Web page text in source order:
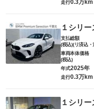
走行0.3万km
１シリー
支払総額
(税込)(リ済込・
車両本体価格
(税込)
年式2025年
走行0.3万km
１シリー